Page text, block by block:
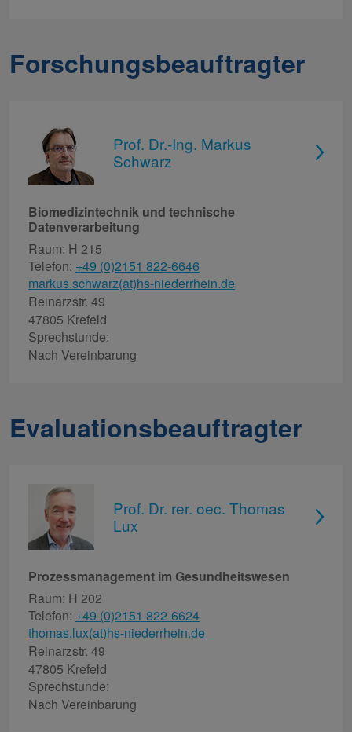
Forschungsbeauftragter
Prof. Dr.-Ing. Markus
Schwarz
Biomedizintechnik und technische
Datenverarbeitung
Raum: H 215
Telefon: +49 (0)2151 822-6646
markus.schwarz(at)hs-niederrhein.de
Reinarzstr. 49
47805 Krefeld
Sprechstunde:
Nach Vereinbarung
Evaluationsbeauftragter
Prof. Dr. rer. oec. Thomas
Lux
Prozessmanagement im Gesundheitswesen
Raum: H 202
Telefon: +49 (0)2151 822-6624
thomas.lux(at)hs-niederrhein.de
Reinarzstr. 49
47805 Krefeld
Sprechstunde:
Nach Vereinbarung